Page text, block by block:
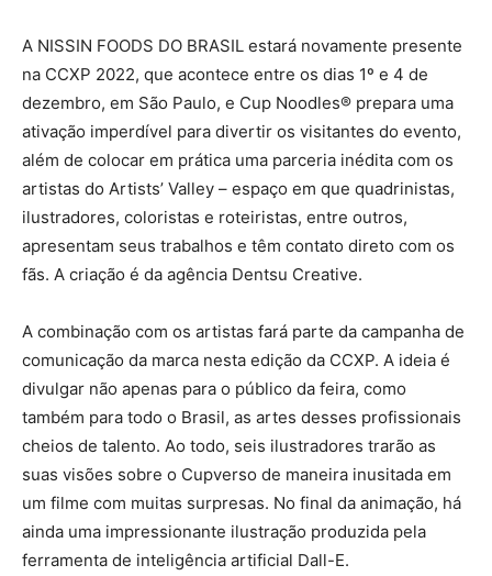
A NISSIN FOODS DO BRASIL estará novamente presente
na CCXP 2022, que acontece entre os dias 1º e 4 de
dezembro, em São Paulo, e Cup Noodles® prepara uma
ativação imperdível para divertir os visitantes do evento,
além de colocar em prática uma parceria inédita com os
artistas do Artists’ Valley – espaço em que quadrinistas,
ilustradores, coloristas e roteiristas, entre outros,
apresentam seus trabalhos e têm contato direto com os
fãs. A criação é da agência Dentsu Creative.
A combinação com os artistas fará parte da campanha de
comunicação da marca nesta edição da CCXP. A ideia é
divulgar não apenas para o público da feira, como
também para todo o Brasil, as artes desses profissionais
cheios de talento. Ao todo, seis ilustradores trarão as
suas visões sobre o Cupverso de maneira inusitada em
um filme com muitas surpresas. No final da animação, há
ainda uma impressionante ilustração produzida pela
ferramenta de inteligência artificial Dall-E.